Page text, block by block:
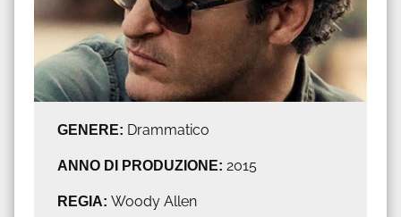
GENERE: Drammatico
ANNO DI PRODUZIONE: 2015
REGIA: Woody Allen